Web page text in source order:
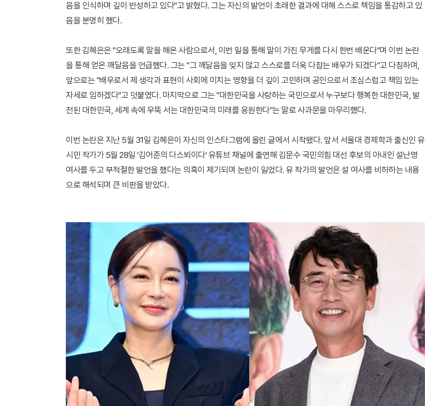
음을 인식하며 깊이 반성하고 있다"고 밝혔다. 그는 자신의 발언이 초래한 결과에 대해 스스로 책임을 통감하고 있
음을 분명히 했다.
또한 김혜은은 "오래도록 말을 해온 사람으로서, 이번 일을 통해 말이 가진 무게를 다시 한번 배운다"며 이번 논란
을 통해 얻은 깨달음을 언급했다. 그는 "그 깨달음을 잊지 않고 스스로를 더욱 다잡는 배우가 되겠다"고 다짐하며,
앞으로는 "배우로서 제 생각과 표현이 사회에 미치는 영향을 더 깊이 고민하며 공인으로서 조심스럽고 책임 있는
자세로 임하겠다"고 덧붙였다. 마지막으로 그는 "대한민국을 사랑하는 국민으로서 누구보다 행복한 대한민국, 발
전된 대한민국, 세계 속에 우뚝 서는 대한민국의 미래를 응원한다"는 말로 사과문을 마무리했다.
이번 논란은 지난 5월 31일 김혜은이 자신의 인스타그램에 올린 글에서 시작됐다. 앞서 서울대 경제학과 출신인 유
시민 작가가 5월 28일 '김어준의 다스뵈이다' 유튜브 채널에 출연해 김문수 국민의힘 대선 후보의 아내인 설난영
여사를 두고 부적절한 발언을 했다는 의혹이 제기되며 논란이 일었다. 유 작가의 발언은 설 여사를 비하하는 내용
으로 해석되며 큰 비판을 받았다.